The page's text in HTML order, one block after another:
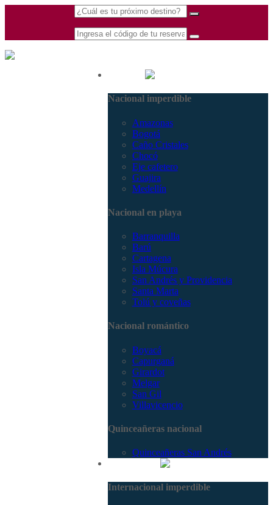
Nacional imperdible
Amazonas
Bogotá
Caño Cristales
Chocó
Eje cafetero
Guajira
Medellín
Nacional en playa
Barranquilla
Barú
Cartagena
Isla Múcura
San Andrés y Providencia
Santa Marta
Tolú y coveñas
Nacional romántico
Boyacá
Capurganá
Girardot
Melgar
San Gil
Villavicencio
Quinceañeras nacional
Quinceañeras San Andrés
Internacional imperdible